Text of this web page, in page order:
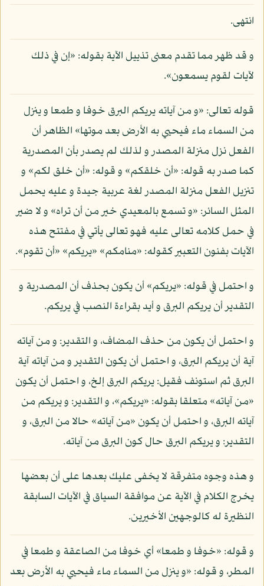
انتهى.
و قد ظهر مما تقدم معنى تذييل الآية بقوله: «إن في ذلك
لآيات لقوم يسمعون».
قوله تعالى: «و من آياته يريكم البرق خوفا و طمعا و ينزل
من السماء ماء فيحيي به الأرض بعد موتها» الظاهر أن
الفعل نزل منزلة المصدر و لذلك لم يصدر بأن المصدرية
كما صدر به قوله: «أن خلقكم» و قوله: «أن خلق لكم» و
تنزيل الفعل منزلة المصدر لغة عربية جيدة و عليه يحمل
المثل السائر: «و تسمع بالمعيدي خير من أن تراه» و لا ضير
في حمل كلامه تعالى عليه فهو تعالى يأتي في مفتتح هذه
الآيات بفنون التعبير كقوله: «منامكم» «يريكم» «أن تقوم».
و احتمل في قوله: «يريكم» أن يكون بحذف أن المصدرية و
التقدير أن يريكم البرق و أيد بقراءة النصب في يريكم.
و احتمل أن يكون من حذف المضاف، و التقدير: و من آياته
آية أن يريكم البرق، و احتمل أن يكون التقدير و من آياته آية
البرق ثم استونف فقيل: يريكم البرق إلخ، و احتمل أن يكون
«من آياته» متعلقا بقوله: «يريكم»، و التقدير: و يريكم من
آياته البرق، و احتمل أن يكون «من آياته» حالا من البرق، و
التقدير: و يريكم البرق حال كون البرق من آياته.
و هذه وجوه متفرقة لا يخفى عليك بعدها على أن بعضها
يخرج الكلام في الآية عن موافقة السياق في الآيات السابقة
النظيرة له كالوجهين الأخيرين.
و قوله: «خوفا و طمعا» أي خوفا من الصاعقة و طمعا في
المطر، و قوله: «و ينزل من السماء ماء فيحيي به الأرض بعد